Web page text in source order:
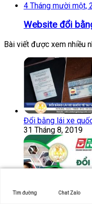
4 Tháng mười một,
Website đổi
Bài viết được xem nhiều
Đổi bằng lái xe
31 Tháng 8, 2019
Tìm đường Chat Zalo